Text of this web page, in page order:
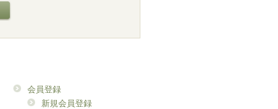
会員登録
新規会員登録